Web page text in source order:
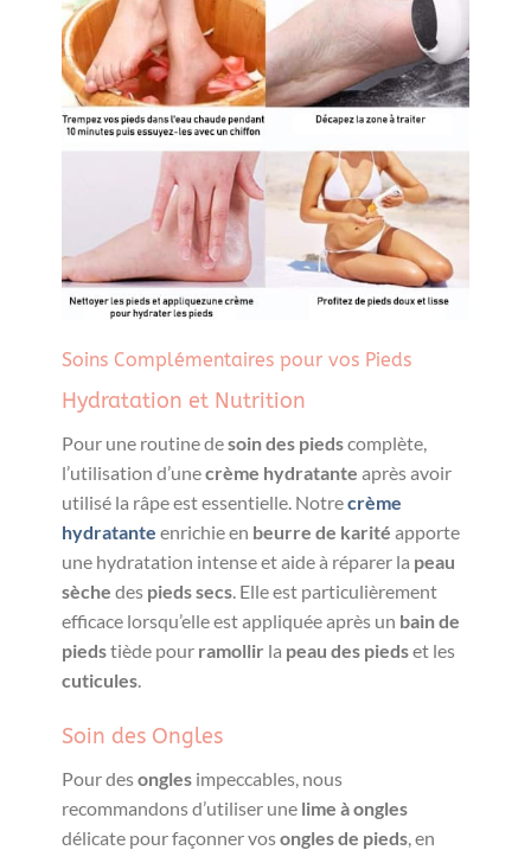
Soins Complémentaires pour vos Pieds
Hydratation et Nutrition
Pour une routine desoin des piedscomplète,
l’utilisation d’unecrème hydratante après avoir
utilisé la râpe est essentielle. Notrecrème
hydratante enrichie en beurre de karité apporte
une hydratation intense et aide à réparer la peau
sèche des pieds secs. Elle est particulièrement
efficace lorsqu’elle est appliquée après un bain de
piedstiède pour ramollir la peau des piedset les
cuticules.
Soin des Ongles
Pour desonglesimpeccables, nous
recommandons d’utiliser une lime à ongles
délicate pour façonner vosongles de pieds, en